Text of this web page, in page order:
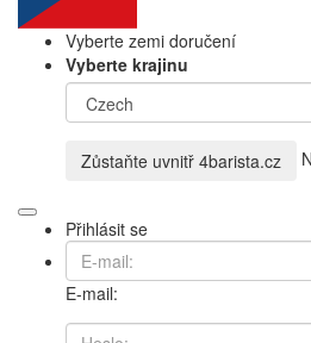
Vyberte zemi doručení
Vyberte krajinu
Zůstaňte uvnitř 4barista.cz
Přihlásit se
E-mail: